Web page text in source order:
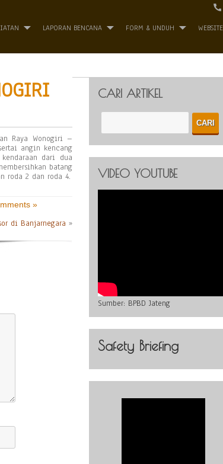
LAPORAN BENCANA FORM & UNDUH WEBSITE
Raya Wonogiri –
angin kencang
dari dua
batang
roda 2 dan roda 4.
»
di Banjarnegara »
CARI ARTIKEL
VIDEO YOUTUBE
Sumber: BPBD Jateng
Safety Briefing